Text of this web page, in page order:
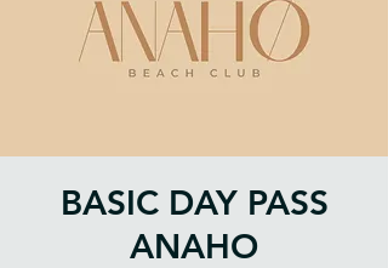
BASIC DAY PASS
ANAHO